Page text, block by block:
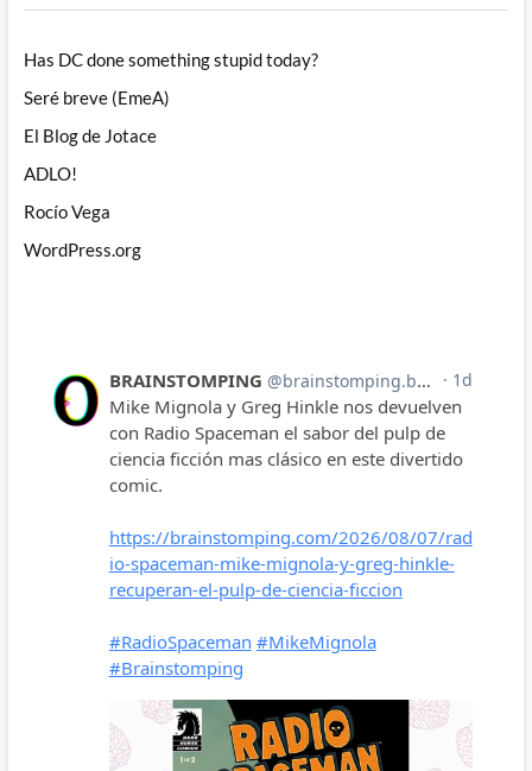
Has DC done something stupid today?
Seré breve (EmeA)
El Blog de Jotace
ADLO!
Rocío Vega
WordPress.org